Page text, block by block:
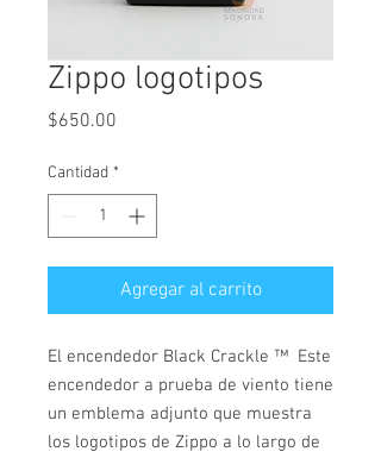
Zippo logotipos
$650.00
Cantidad *
Agregar al carrito
El encendedor Black Crackle ™ Este
encendedor a prueba de viento tiene
un emblema adjunto que muestra
los logotipos de Zippo a lo largo de